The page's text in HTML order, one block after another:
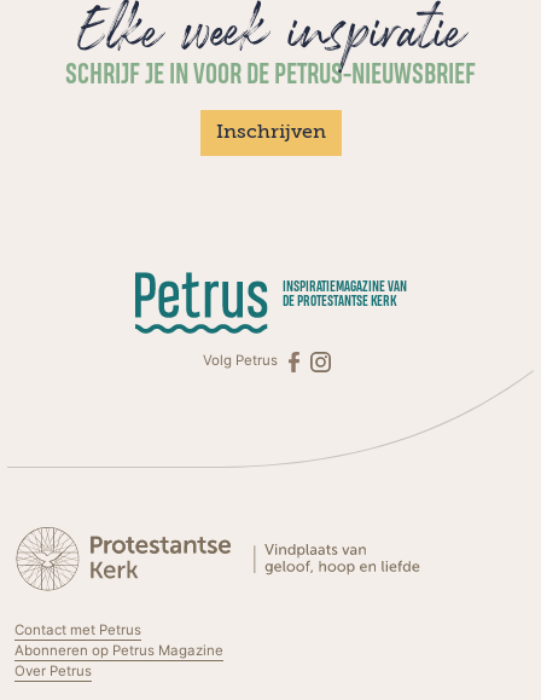
Elke week inspiratie
SCHRIJF JE IN VOOR DE PETRUS-NIEUWSBRIEF
Inschrijven
INSPIRATIEMAGAZINE VAN
DE PROTESTANTSE KERK
Volg Petrus
Contact met Petrus
Abonneren op Petrus Magazine
Over Petrus